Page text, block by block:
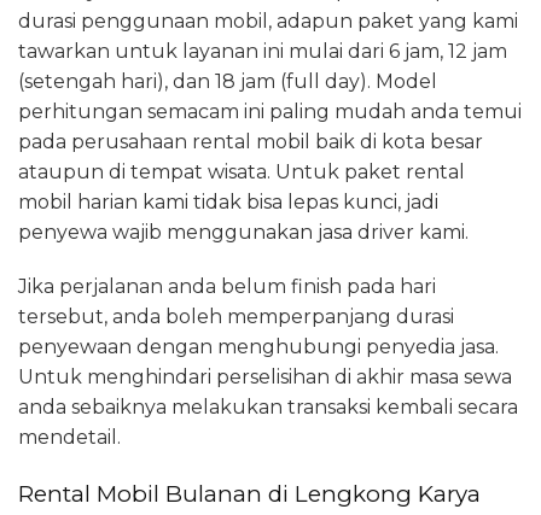
durasi penggunaan mobil, adapun paket yang kami
tawarkan untuk layanan ini mulai dari 6 jam, 12 jam
(setengah hari), dan 18 jam (full day). Model
perhitungan semacam ini paling mudah anda temui
pada perusahaan rental mobil baik di kota besar
ataupun di tempat wisata. Untuk paket rental
mobil harian kami tidak bisa lepas kunci, jadi
penyewa wajib menggunakan jasa driver kami.
Jika perjalanan anda belum finish pada hari
tersebut, anda boleh memperpanjang durasi
penyewaan dengan menghubungi penyedia jasa.
Untuk menghindari perselisihan di akhir masa sewa
anda sebaiknya melakukan transaksi kembali secara
mendetail.
Rental Mobil Bulanan di Lengkong Karya